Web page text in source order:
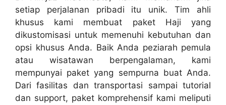
setiap perjalanan pribadi itu unik. Tim ahli
khusus kami membuat paket Haji yang
dikustomisasi untuk memenuhi kebutuhan dan
opsi khusus Anda. Baik Anda peziarah pemula
atau wisatawan berpengalaman, kami
mempunyai paket yang sempurna buat Anda.
Dari fasilitas dan transportasi sampai tutorial
dan support, paket komprehensif kami meliputi